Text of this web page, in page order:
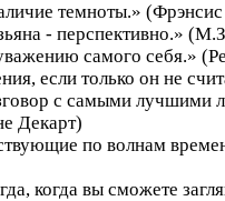
темноты.»
- перспективно.»
самого себя.»
если только он не
с самыми лучшими
Декарт)
по волнам
когда вы сможете